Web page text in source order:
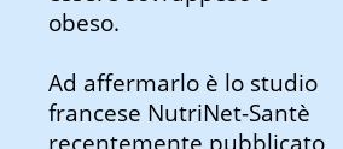
obeso.
Ad affermarlo è lo studio
francese NutriNet-Santè
recentemente pubblicato